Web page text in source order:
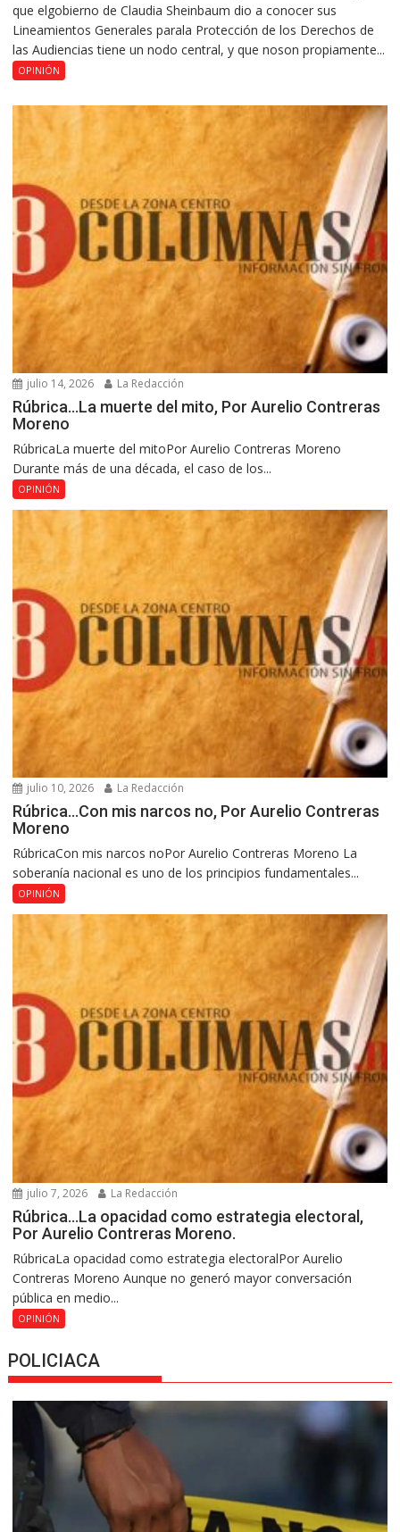
que elgobierno de Claudia Sheinbaum dio a conocer sus
Lineamientos Generales parala Protección de los Derechos de
las Audiencias tiene un nodo central, y que noson propiamente...
OPINIÓN
julio 14, 2026 La Redacción
Rúbrica…La muerte del mito, Por Aurelio Contreras
Moreno
RúbricaLa muerte del mitoPor Aurelio Contreras Moreno
Durante más de una década, el caso de los...
OPINIÓN
julio 10, 2026 La Redacción
Rúbrica…Con mis narcos no, Por Aurelio Contreras
Moreno
RúbricaCon mis narcos noPor Aurelio Contreras Moreno La
soberanía nacional es uno de los principios fundamentales...
OPINIÓN
julio 7, 2026 La Redacción
Rúbrica…La opacidad como estrategia electoral,
Por Aurelio Contreras Moreno.
RúbricaLa opacidad como estrategia electoralPor Aurelio
Contreras Moreno Aunque no generó mayor conversación
pública en medio...
OPINIÓN
POLICIACA